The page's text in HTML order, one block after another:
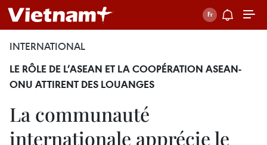
INTERNATIONAL
LE RÔLE DE L’ASEAN ET LA COOPÉRATION ASEAN-
ONU ATTIRENT DES LOUANGES
La communauté
internationale apprécie le